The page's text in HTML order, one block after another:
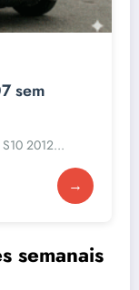
sem
2012...
→
semanais